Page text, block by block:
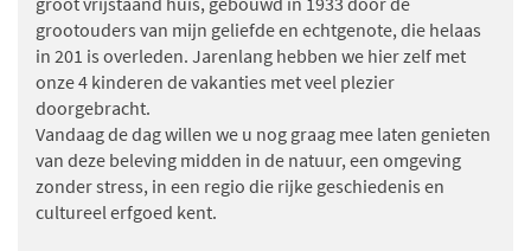
grootouders van mijn geliefde en echtgenote, die helaas
in 201 is overleden. Jarenlang hebben we hier zelf met
onze 4 kinderen de vakanties met veel plezier
doorgebracht.
Vandaag de dag willen we u nog graag mee laten genieten
van deze beleving midden in de natuur, een omgeving
zonder stress, in een regio die rijke geschiedenis en
cultureel erfgoed kent.